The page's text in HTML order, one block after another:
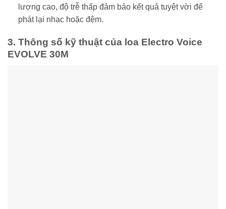
lượng cao, độ trễ thấp đảm bảo kết quả tuyệt vời để
phát lại nhạc hoặc đệm.
3. Thông số kỹ thuật của loa Electro Voice
EVOLVE 30M